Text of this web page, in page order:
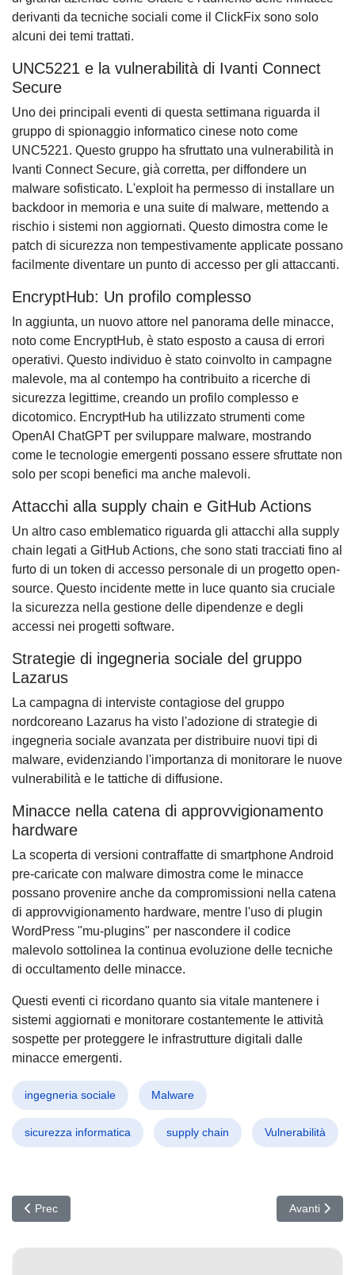
derivanti da tecniche sociali come il ClickFix sono solo
alcuni dei temi trattati.
UNC5221 e la vulnerabilità di Ivanti Connect
Secure
Uno dei principali eventi di questa settimana riguarda il
gruppo di spionaggio informatico cinese noto come
UNC5221. Questo gruppo ha sfruttato una vulnerabilità in
Ivanti Connect Secure, già corretta, per diffondere un
malware sofisticato. L'exploit ha permesso di installare un
backdoor in memoria e una suite di malware, mettendo a
rischio i sistemi non aggiornati. Questo dimostra come le
patch di sicurezza non tempestivamente applicate possano
facilmente diventare un punto di accesso per gli attaccanti.
EncryptHub: Un profilo complesso
In aggiunta, un nuovo attore nel panorama delle minacce,
noto come EncryptHub, è stato esposto a causa di errori
operativi. Questo individuo è stato coinvolto in campagne
malevole, ma al contempo ha contribuito a ricerche di
sicurezza legittime, creando un profilo complesso e
dicotomico. EncryptHub ha utilizzato strumenti come
OpenAI ChatGPT per sviluppare malware, mostrando
come le tecnologie emergenti possano essere sfruttate non
solo per scopi benefici ma anche malevoli.
Attacchi alla supply chain e GitHub Actions
Un altro caso emblematico riguarda gli attacchi alla supply
chain legati a GitHub Actions, che sono stati tracciati fino al
furto di un token di accesso personale di un progetto open-
source. Questo incidente mette in luce quanto sia cruciale
la sicurezza nella gestione delle dipendenze e degli
accessi nei progetti software.
Strategie di ingegneria sociale del gruppo
Lazarus
La campagna di interviste contagiose del gruppo
nordcoreano Lazarus ha visto l'adozione di strategie di
ingegneria sociale avanzata per distribuire nuovi tipi di
malware, evidenziando l'importanza di monitorare le nuove
vulnerabilità e le tattiche di diffusione.
Minacce nella catena di approvvigionamento
hardware
La scoperta di versioni contraffatte di smartphone Android
pre-caricate con malware dimostra come le minacce
possano provenire anche da compromissioni nella catena
di approvvigionamento hardware, mentre l'uso di plugin
WordPress "mu-plugins" per nascondere il codice
malevolo sottolinea la continua evoluzione delle tecniche
di occultamento delle minacce.
Questi eventi ci ricordano quanto sia vitale mantenere i
sistemi aggiornati e monitorare costantemente le attività
sospette per proteggere le infrastrutture digitali dalle
minacce emergenti.
ingegneria sociale Malware
sicurezza informatica supply chain Vulnerabilità
Articolo precedente: Allerta Fast Flux: Nuova Minaccia
Prec Articolo
Avanti